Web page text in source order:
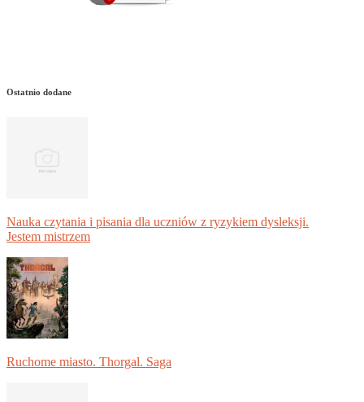
Ostatnio dodane
Nauka czytania i pisania dla uczniów z ryzykiem dysleksji.
Jestem mistrzem
Ruchome miasto. Thorgal. Saga